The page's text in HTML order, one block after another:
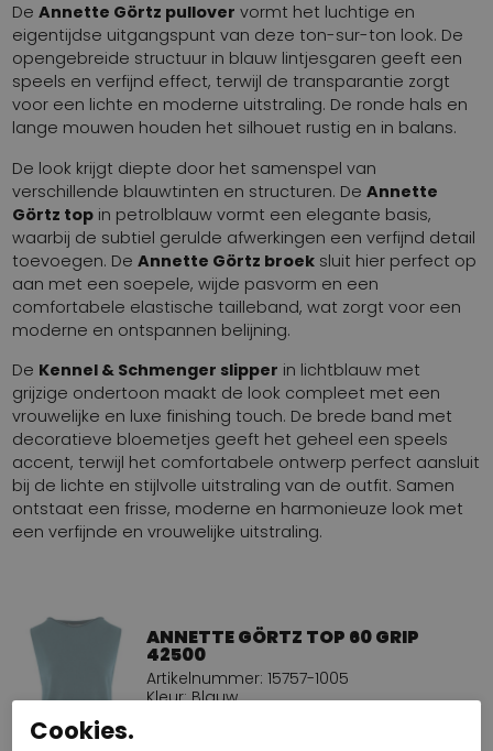
DeAnnette Görtz pullover vormt het luchtige en
eigentijdse uitgangspunt van deze ton-sur-ton look. De
opengebreide structuur in blauw lintjesgaren geeft een
speels en verfijnd effect, terwijl de transparantie zorgt
voor een lichte en moderne uitstraling. De ronde hals en
lange mouwen houden het silhouet rustig en in balans.
De look krijgt diepte door het samenspel van
verschillende blauwtinten en structuren. DeAnnette
Görtz top in petrolblauw vormt een elegante basis,
waarbij de subtiel gerulde afwerkingen een verfijnd detail
toevoegen. DeAnnette Görtz broek sluit hier perfect op
aan met een soepele, wijde pasvorm en een
comfortabele elastische tailleband, wat zorgt voor een
moderne en ontspannen belijning.
De Kennel & Schmenger slipper in lichtblauw met
grijzige ondertoon maakt de look compleet met een
vrouwelijke en luxe finishing touch. De brede band met
decoratieve bloemetjes geeft het geheel een speels
accent, terwijl het comfortabele ontwerp perfect aansluit
bij de lichte en stijlvolle uitstraling van de outfit. Samen
ontstaat een frisse, moderne en harmonieuze look met
een verfijnde en vrouwelijke uitstraling.
ANNETTE GÖRTZ TOP 60 GRIP
42500
Artikelnummer: 15757-1005
Kleur: Blauw
Cookies.